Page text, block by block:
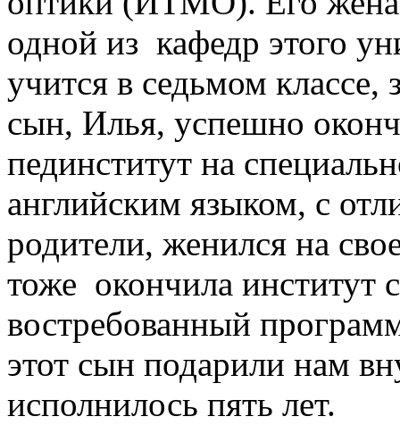
одной из кафедр этого
учится в седьмом
сын, Илья, успешно
пединститут на
английским языком, с
родители, женился на
тоже окончила
востребованный
этот сын подарили нам
исполнилось пять лет.